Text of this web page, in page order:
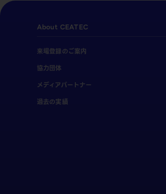
About CEATEC
来場登録のご案内
協力団体
メディアパートナー
過去の実績